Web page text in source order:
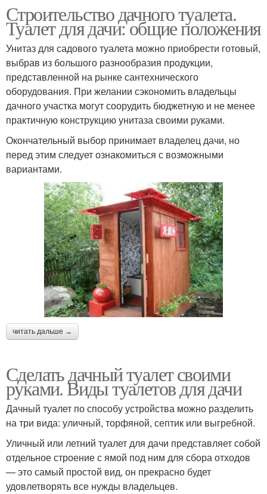
Строительство дачного туалета.
Туалет для дачи: общие положения
Унитаз для садового туалета можно приобрести готовый,
выбрав из большого разнообразия продукции,
представленной на рынке сантехнического
оборудования. При желании сэкономить владельцы
дачного участка могут соорудить бюджетную и не менее
практичную конструкцию унитаза своими руками.
Окончательный выбор принимает владелец дачи, но
перед этим следует ознакомиться с возможными
вариантами.
читать дальше →
Сделать дачный туалет своими
руками. Виды туалетов для дачи
Дачный туалет по способу устройства можно разделить
на три вида: уличный, торфяной, септик или выгребной.
Уличный или летний туалет для дачи представляет собой
отдельное строение с ямой под ним для сбора отходов
— это самый простой вид, он прекрасно будет
удовлетворять все нужды владельцев.